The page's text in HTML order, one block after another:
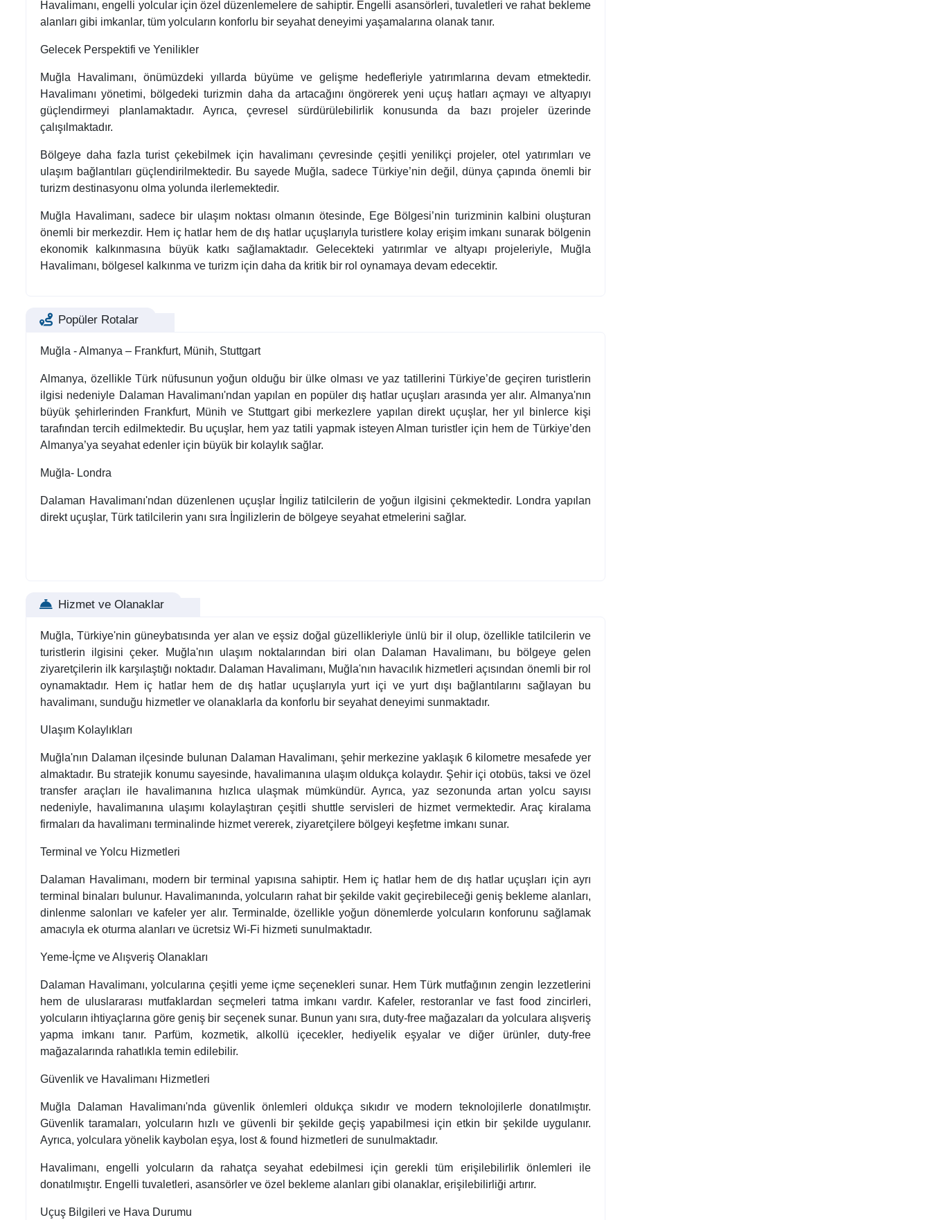
Havalimanı, engelli yolcular için özel düzenlemelere de sahiptir. Engelli asansörleri, tuvaletleri ve rahat bekleme
alanları gibi imkanlar, tüm yolcuların konforlu bir seyahat deneyimi yaşamalarına olanak tanır.
Gelecek Perspektifi ve Yenilikler
Muğla Havalimanı, önümüzdeki yıllarda büyüme ve gelişme hedefleriyle yatırımlarına devam etmektedir.
Havalimanı yönetimi, bölgedeki turizmin daha da artacağını öngörerek yeni uçuş hatları açmayı ve altyapıyı
güçlendirmeyi planlamaktadır. Ayrıca, çevresel sürdürülebilirlik konusunda da bazı projeler üzerinde
çalışılmaktadır.
Bölgeye daha fazla turist çekebilmek için havalimanı çevresinde çeşitli yenilikçi projeler, otel yatırımları ve
ulaşım bağlantıları güçlendirilmektedir. Bu sayede Muğla, sadece Türkiye’nin değil, dünya çapında önemli bir
turizm destinasyonu olma yolunda ilerlemektedir.
Muğla Havalimanı, sadece bir ulaşım noktası olmanın ötesinde, Ege Bölgesi’nin turizminin kalbini oluşturan
önemli bir merkezdir. Hem iç hatlar hem de dış hatlar uçuşlarıyla turistlere kolay erişim imkanı sunarak bölgenin
ekonomik kalkınmasına büyük katkı sağlamaktadır. Gelecekteki yatırımlar ve altyapı projeleriyle, Muğla
Havalimanı, bölgesel kalkınma ve turizm için daha da kritik bir rol oynamaya devam edecektir.
Popüler Rotalar
Muğla - Almanya – Frankfurt, Münih, Stuttgart
Almanya, özellikle Türk nüfusunun yoğun olduğu bir ülke olması ve yaz tatillerini Türkiye’de geçiren turistlerin
ilgisi nedeniyle Dalaman Havalimanı'ndan yapılan en popüler dış hatlar uçuşları arasında yer alır. Almanya'nın
büyük şehirlerinden Frankfurt, Münih ve Stuttgart gibi merkezlere yapılan direkt uçuşlar, her yıl binlerce kişi
tarafından tercih edilmektedir. Bu uçuşlar, hem yaz tatili yapmak isteyen Alman turistler için hem de Türkiye’den
Almanya’ya seyahat edenler için büyük bir kolaylık sağlar.
Muğla- Londra
Dalaman Havalimanı'ndan düzenlenen uçuşlar İngiliz tatilcilerin de yoğun ilgisini çekmektedir. Londra yapılan
direkt uçuşlar, Türk tatilcilerin yanı sıra İngilizlerin de bölgeye seyahat etmelerini sağlar.
Hizmet ve Olanaklar
Muğla, Türkiye'nin güneybatısında yer alan ve eşsiz doğal güzellikleriyle ünlü bir il olup, özellikle tatilcilerin ve
turistlerin ilgisini çeker. Muğla'nın ulaşım noktalarından biri olan Dalaman Havalimanı, bu bölgeye gelen
ziyaretçilerin ilk karşılaştığı noktadır. Dalaman Havalimanı, Muğla'nın havacılık hizmetleri açısından önemli bir rol
oynamaktadır. Hem iç hatlar hem de dış hatlar uçuşlarıyla yurt içi ve yurt dışı bağlantılarını sağlayan bu
havalimanı, sunduğu hizmetler ve olanaklarla da konforlu bir seyahat deneyimi sunmaktadır.
Ulaşım Kolaylıkları
Muğla'nın Dalaman ilçesinde bulunan Dalaman Havalimanı, şehir merkezine yaklaşık 6 kilometre mesafede yer
almaktadır. Bu stratejik konumu sayesinde, havalimanına ulaşım oldukça kolaydır. Şehir içi otobüs, taksi ve özel
transfer araçları ile havalimanına hızlıca ulaşmak mümkündür. Ayrıca, yaz sezonunda artan yolcu sayısı
nedeniyle, havalimanına ulaşımı kolaylaştıran çeşitli shuttle servisleri de hizmet vermektedir. Araç kiralama
firmaları da havalimanı terminalinde hizmet vererek, ziyaretçilere bölgeyi keşfetme imkanı sunar.
Terminal ve Yolcu Hizmetleri
Dalaman Havalimanı, modern bir terminal yapısına sahiptir. Hem iç hatlar hem de dış hatlar uçuşları için ayrı
terminal binaları bulunur. Havalimanında, yolcuların rahat bir şekilde vakit geçirebileceği geniş bekleme alanları,
dinlenme salonları ve kafeler yer alır. Terminalde, özellikle yoğun dönemlerde yolcuların konforunu sağlamak
amacıyla ek oturma alanları ve ücretsiz Wi-Fi hizmeti sunulmaktadır.
Yeme-İçme ve Alışveriş Olanakları
Dalaman Havalimanı, yolcularına çeşitli yeme içme seçenekleri sunar. Hem Türk mutfağının zengin lezzetlerini
hem de uluslararası mutfaklardan seçmeleri tatma imkanı vardır. Kafeler, restoranlar ve fast food zincirleri,
yolcuların ihtiyaçlarına göre geniş bir seçenek sunar. Bunun yanı sıra, duty-free mağazaları da yolculara alışveriş
yapma imkanı tanır. Parfüm, kozmetik, alkollü içecekler, hediyelik eşyalar ve diğer ürünler, duty-free
mağazalarında rahatlıkla temin edilebilir.
Güvenlik ve Havalimanı Hizmetleri
Muğla Dalaman Havalimanı'nda güvenlik önlemleri oldukça sıkıdır ve modern teknolojilerle donatılmıştır.
Güvenlik taramaları, yolcuların hızlı ve güvenli bir şekilde geçiş yapabilmesi için etkin bir şekilde uygulanır.
Ayrıca, yolculara yönelik kaybolan eşya, lost & found hizmetleri de sunulmaktadır.
Havalimanı, engelli yolcuların da rahatça seyahat edebilmesi için gerekli tüm erişilebilirlik önlemleri ile
donatılmıştır. Engelli tuvaletleri, asansörler ve özel bekleme alanları gibi olanaklar, erişilebilirliği artırır.
Uçuş Bilgileri ve Hava Durumu